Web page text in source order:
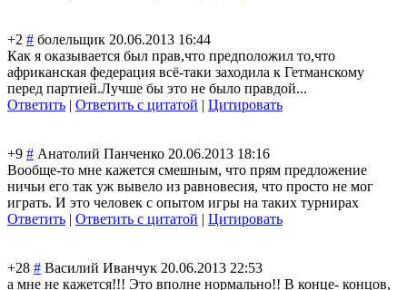
+2 # болельщик 20.06.2013 16:44
Как я оказывается был прав,что предположил то,что
африканская федерация всё-таки заходила к Гетманскому
перед партией.Лучше бы это не было правдой...
Ответить | Ответить с цитатой | Цитировать
+9 # Анатолий Панченко 20.06.2013 18:16
Вообще-то мне кажется смешным, что прям предложение
ничьи его так уж вывело из равновесия, что просто не мог
играть. И это человек с опытом игры на таких турнирах
Ответить | Ответить с цитатой | Цитировать
+28 # Василий Иванчук 20.06.2013 22:53
а мне не кажется!!! Это вполне нормально!! В конце- концов,